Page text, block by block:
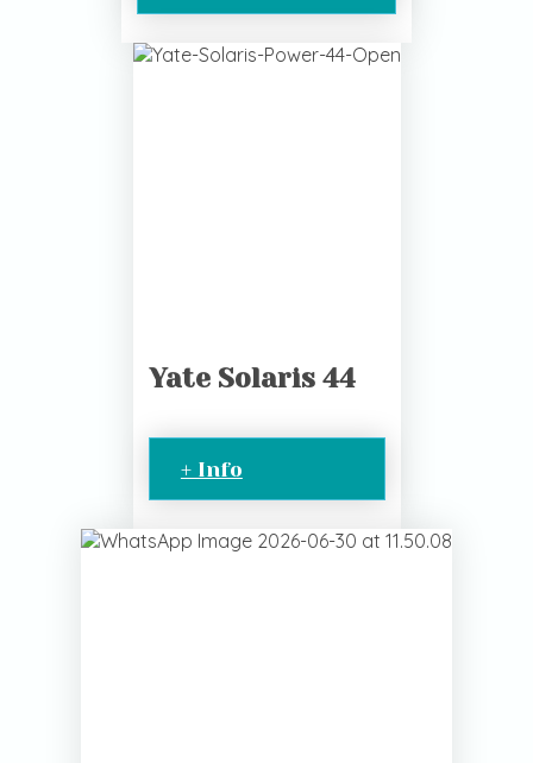
Yate Solaris 44
+ Info